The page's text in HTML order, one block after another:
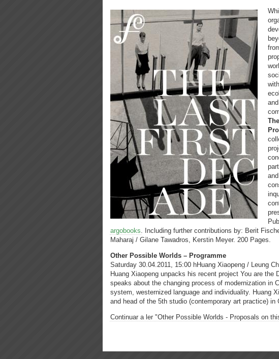
argobooks. Including further contributions by: Berit
Maharaj / Gilane Tawadros, Kerstin Meyer. 200 Pages.
Other Possible Worlds – Programme
Saturday 30.04.2011, 15:00 hHuang Xiaopeng / Leung
Huang Xiaopeng unpacks his recent project You are the
speaks about the changing process of modernization in
system, westernized language and individuality. Huang
and head of the 5th studio (contemporary art practice) in
Continuar a ler "Other Possible Worlds - Proposals on